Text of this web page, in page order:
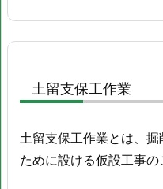
土留支保工作業
土留支保工作業とは、
ために設ける仮設工事の